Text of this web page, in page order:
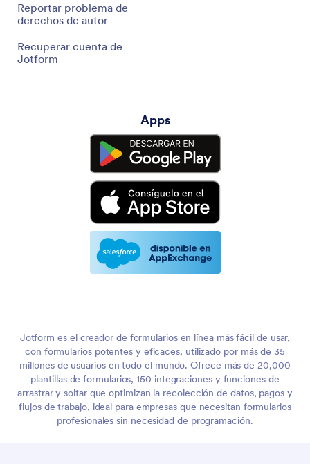
Reportar problema de
derechos de autor
Recuperar cuenta de
Jotform
Apps
Jotform es el creador de formularios en línea más fácil de usar,
con formularios potentes y eficaces, utilizado por más de 35
millones de usuarios en todo el mundo. Ofrece más de 20,000
plantillas de formularios, 150 integraciones y funciones de
arrastrar y soltar que optimizan la recolección de datos, pagos y
flujos de trabajo, ideal para empresas que necesitan formularios
profesionales sin necesidad de programación.